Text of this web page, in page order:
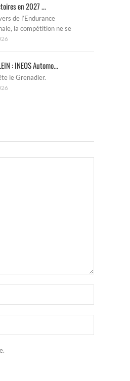
en 2027 ...
de l’Endurance
la compétition ne se
: INEOS Automo...
le Grenadier.